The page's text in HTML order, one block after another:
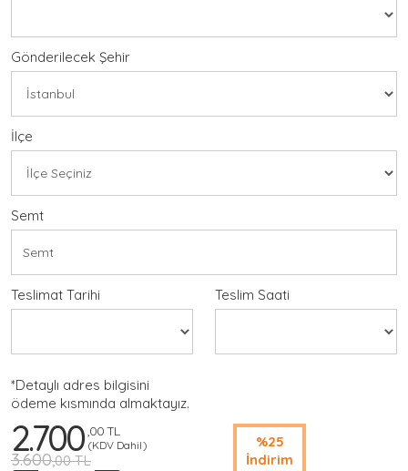
Gönderilecek Şehir
İlçe
Semt
Teslimat Tarihi Teslim Saati
*Detaylı adres bilgisini
ödeme kısmında almaktayız.
%25
İndirim
2.700 ,00 TL
(KDV Dahil)
3.600,00 TL